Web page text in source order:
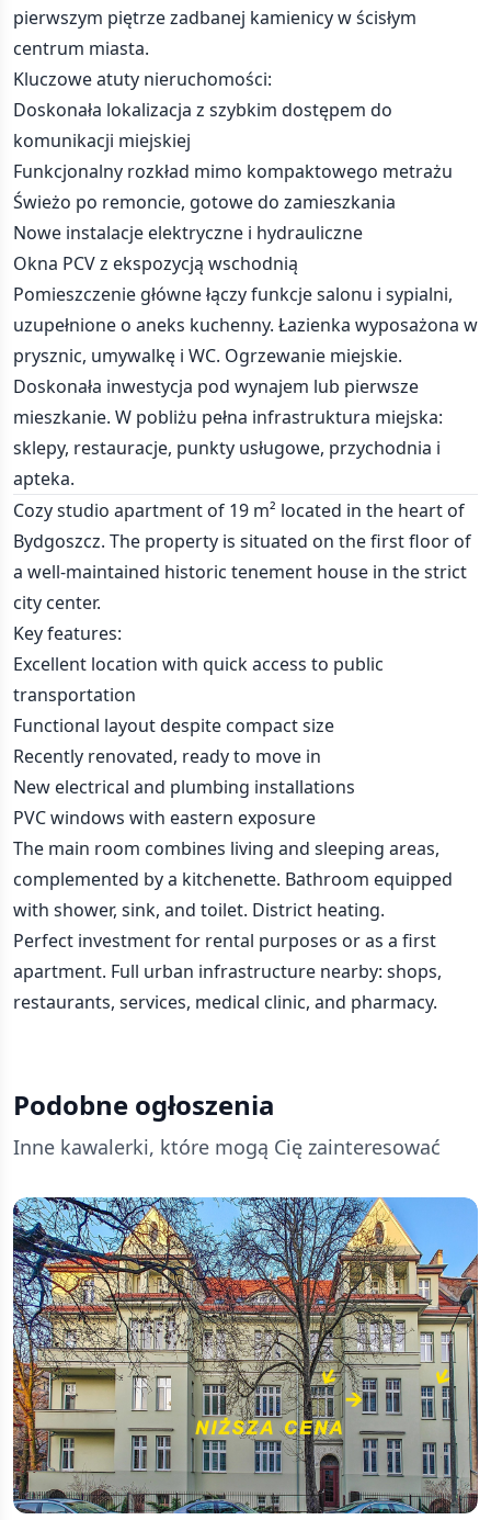
pierwszym piętrze zadbanej kamienicy w ścisłym
centrum miasta.
Kluczowe atuty nieruchomości:
Doskonała lokalizacja z szybkim dostępem do
komunikacji miejskiej
Funkcjonalny rozkład mimo kompaktowego metrażu
Świeżo po remoncie, gotowe do zamieszkania
Nowe instalacje elektryczne i hydrauliczne
Okna PCV z ekspozycją wschodnią
Pomieszczenie główne łączy funkcje salonu i sypialni,
uzupełnione o aneks kuchenny. Łazienka wyposażona w
prysznic, umywalkę i WC. Ogrzewanie miejskie.
Doskonała inwestycja pod wynajem lub pierwsze
mieszkanie. W pobliżu pełna infrastruktura miejska:
sklepy, restauracje, punkty usługowe, przychodnia i
apteka.
Cozy studio apartment of 19 m² located in the heart of
Bydgoszcz. The property is situated on the first floor of
a well-maintained historic tenement house in the strict
city center.
Key features:
Excellent location with quick access to public
transportation
Functional layout despite compact size
Recently renovated, ready to move in
New electrical and plumbing installations
PVC windows with eastern exposure
The main room combines living and sleeping areas,
complemented by a kitchenette. Bathroom equipped
with shower, sink, and toilet. District heating.
Perfect investment for rental purposes or as a first
apartment. Full urban infrastructure nearby: shops,
restaurants, services, medical clinic, and pharmacy.
Podobne ogłoszenia
Inne kawalerki, które mogą Cię zainteresować